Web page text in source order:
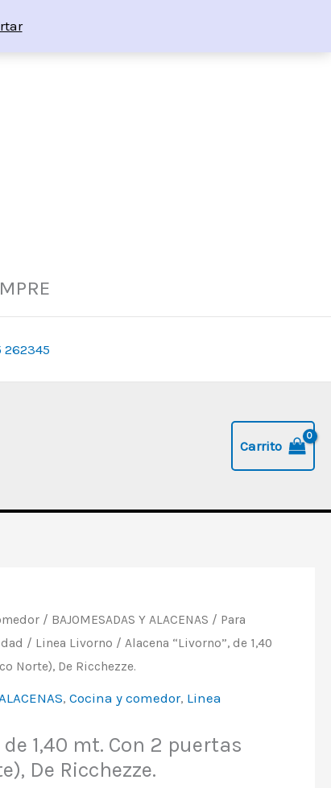
Carrito
/ BAJOMESADAS Y ALACENAS / Para
/ Linea Livorno / Alacena “Livorno”, de 1,40
Norte), De Ricchezze.
,Cocina y comedor, Linea
1,40 mt. Con 2 puertas
De Ricchezze.